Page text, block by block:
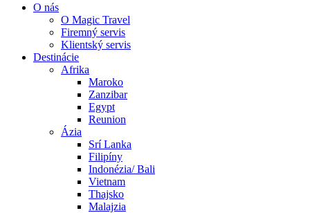
O nás
O Magic Travel
Firemný servis
Klientský servis
Destinácie
Afrika
Maroko
Zanzibar
Egypt
Reunion
Ázia
Srí Lanka
Filipíny
Indonézia/ Bali
Vietnam
Thajsko
Malajzia